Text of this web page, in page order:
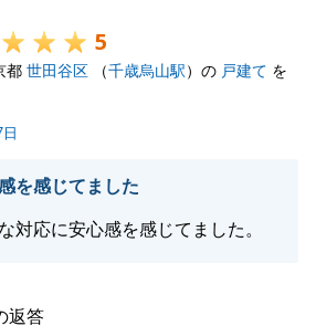
閉じる
5
都 世田谷区 （千歳烏山駅）の 戸建て を
を感じてました
対応に安心感を感じてました。
返答